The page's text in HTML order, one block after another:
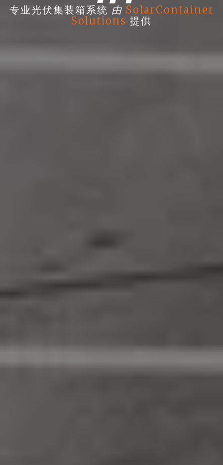
专业光伏集装箱系统 由 SolarContainer
Solutions 提供